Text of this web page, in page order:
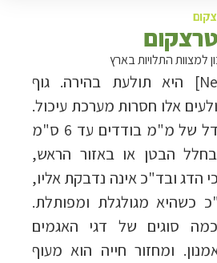
הנמטודה [Nematode] היא תולעת בהירה. גוף
אלו חסרות מערכת עיכול.
אורך התולעת נע מגודל של מ"מ בודדים עד 6 ס"מ
בחלל הבטן או באזור הראש,
הדג ובד"כ אינה נדבקת אליו,
כשהיא מגולגלת ומפותלת.
סוגים של דגי האגמים
ומחזור חייה הוא מעוף